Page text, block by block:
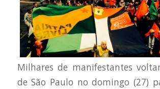
Milhares de manifestantes
de São Paulo no domingo (27)